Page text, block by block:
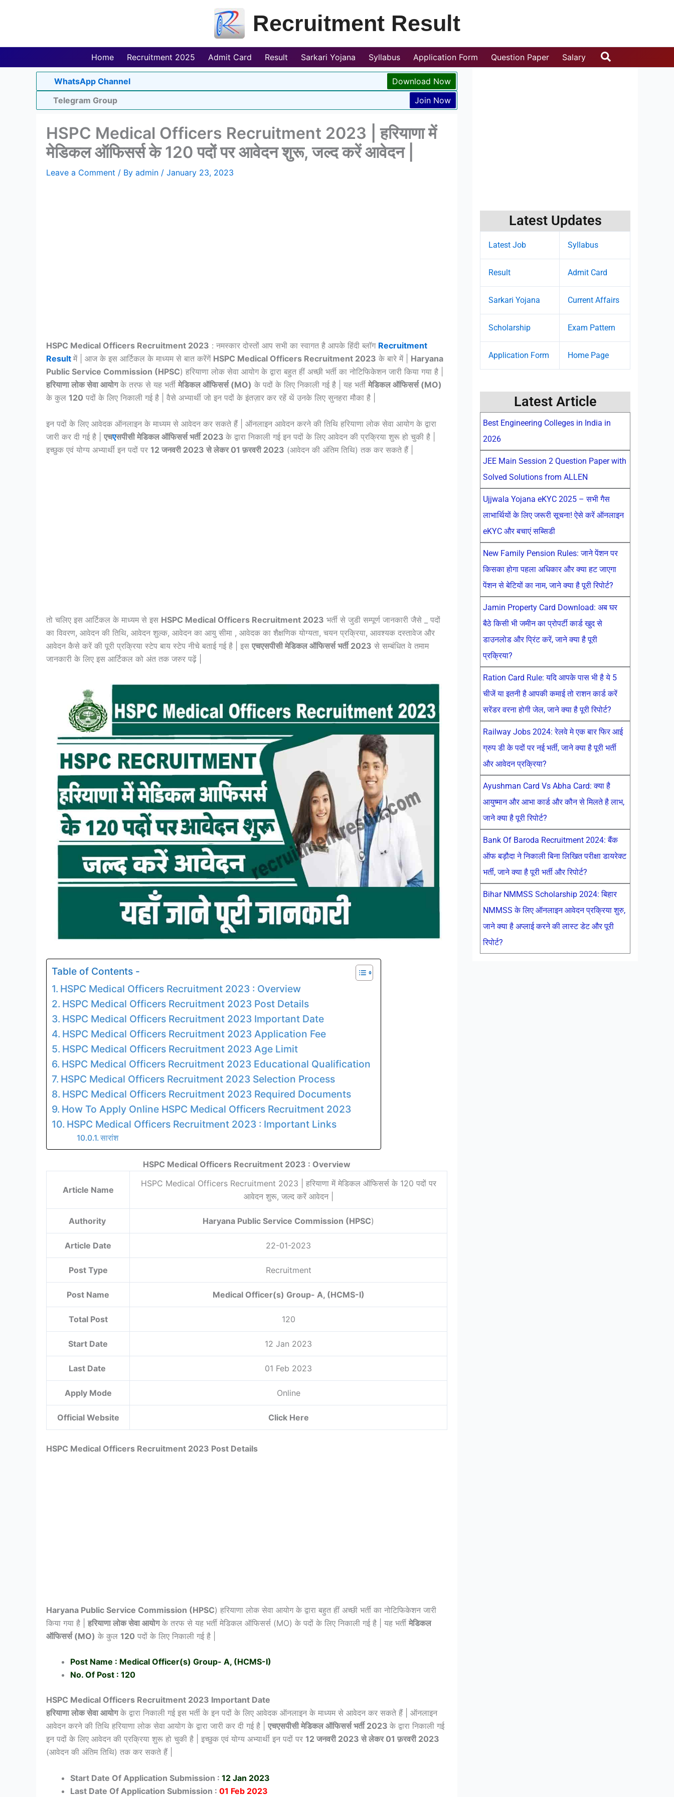
Recruitment Result
Home Recruitment 2025 Admit Card Result Sarkari Yojana Syllabus Application Form Question Paper Salary Search
WhatsApp Channel
Download Now
Telegram Group
Join Now
HSPC Medical Officers Recruitment 2023 | हरियाणा में
मेडिकल ऑफिसर्स के 120 पदों पर आवेदन शुरू, जल्द करें आवेदन |
Leave a Comment / By admin / January 23, 2023
HSPC Medical Officers Recruitment 2023 : नमस्कार दोस्तों आप सभी का स्वागत है आपके हिंदी ब्लॉग Recruitment
Result में | आज के इस आर्टिकल के माध्यम से बात करेंगें HSPC Medical Officers Recruitment 2023 के बारे में | Haryana
Public Service Commission (HPSC) हरियाणा लोक सेवा आयोग के द्वारा बहुत हीं अच्छी भर्ती का नोटिफिकेशन जारी किया गया है |
हरियाणा लोक सेवा आयोगके तरफ से यह भर्ती मेडिकल ऑफिसर्स (MO) के पदों के लिए निकाली गई है | यह भर्ती मेडिकल ऑफिसर्स (MO)
के कुल 120 पदों के लिए निकाली गई है | वैसे अभ्यार्थी जो इन पदों के इंतज़ार कर रहें थें उनके लिए सुनहरा मौका है |
इन पदों के लिए आवेदक ऑनलाइन के माध्यम से आवेदन कर सकते हैं | ऑनलाइन आवेदन करने की तिथि हरियाणा लोक सेवा आयोग के द्वारा
जारी कर दी गई है | एचएसपीसी मेडिकल ऑफिसर्स भर्ती 2023 के द्वारा निकाली गई इन पदों के लिए आवेदन की प्रक्रिया शुरू हो चुकी है |
इच्छुक एवं योग्य अभ्यार्थी इन पदों पर 12 जनवरी 2023 से लेकर 01 फ़रवरी 2023 (आवेदन की अंतिम तिथि) तक कर सकते हैं |
तो चलिए इस आर्टिकल के माध्यम से इस HSPC Medical Officers Recruitment 2023 भर्ती से जुडी सम्पूर्ण जानकारी जैसे _ पदों
का विवरण, आवेदन की तिथि, आवेदन शुल्क, आवेदन का आयु सीमा , आवेदक का शैक्षणिक योग्यता, चयन प्रक्रिया, आवश्यक दस्तावेज और
आवेदन कैसे करें की पूरी प्रक्रिया स्टेप बाय स्टेप नीचे बताई गई है | इस एचएसपीसी मेडिकल ऑफिसर्स भर्ती 2023 से सम्बंधित वे तमाम
जानकारी के लिए इस आर्टिकल को अंत तक जरुर पढ़ें |
Table of Contents -
HSPC Medical Officers Recruitment 2023 : Overview
HSPC Medical Officers Recruitment 2023 Post Details
HSPC Medical Officers Recruitment 2023 Important Date
HSPC Medical Officers Recruitment 2023 Application Fee
HSPC Medical Officers Recruitment 2023 Age Limit
HSPC Medical Officers Recruitment 2023 Educational Qualification
HSPC Medical Officers Recruitment 2023 Selection Process
HSPC Medical Officers Recruitment 2023 Required Documents
How To Apply Online HSPC Medical Officers Recruitment 2023
HSPC Medical Officers Recruitment 2023 : Important Links
सारांश
HSPC Medical Officers Recruitment 2023 : Overview
Article Name
HSPC Medical Officers Recruitment 2023 | हरियाणा में मेडिकल ऑफिसर्स के 120 पदों पर
आवेदन शुरू, जल्द करें आवेदन |
Authority Haryana Public Service Commission (HPSC)
Article Date 22-01-2023
Post Type Recruitment
Post Name Medical Officer(s) Group- A, (HCMS-I)
Total Post 120
Start Date 12 Jan 2023
Last Date 01 Feb 2023
Apply Mode Online
Official Website Click Here
HSPC Medical Officers Recruitment 2023 Post Details
Haryana Public Service Commission (HPSC) हरियाणा लोक सेवा आयोग के द्वारा बहुत हीं अच्छी भर्ती का नोटिफिकेशन जारी
किया गया है | हरियाणा लोक सेवा आयोगके तरफ से यह भर्ती मेडिकल ऑफिसर्स (MO) के पदों के लिए निकाली गई है | यह भर्ती मेडिकल
ऑफिसर्स (MO) के कुल 120 पदों के लिए निकाली गई है |
Post Name : Medical Officer(s) Group- A, (HCMS-I)
No. Of Post : 120
HSPC Medical Officers Recruitment 2023 Important Date
हरियाणा लोक सेवा आयोगके द्वारा निकाली गई इस भर्ती के इन पदों के लिए आवेदक ऑनलाइन के माध्यम से आवेदन कर सकते हैं | ऑनलाइन
आवेदन करने की तिथि हरियाणा लोक सेवा आयोग के द्वारा जारी कर दी गई है | एचएसपीसी मेडिकल ऑफिसर्स भर्ती 2023 के द्वारा निकाली गई
इन पदों के लिए आवेदन की प्रक्रिया शुरू हो चुकी है | इच्छुक एवं योग्य अभ्यार्थी इन पदों पर 12 जनवरी 2023 से लेकर 01 फ़रवरी 2023
(आवेदन की अंतिम तिथि) तक कर सकते हैं |
Start Date Of Application Submission : 12 Jan 2023
Last Date Of Application Submission : 01 Feb 2023
Latest Updates
Latest Job Syllabus
Result Admit Card
Sarkari Yojana Current Affairs
Scholarship Exam Pattern
Application Form Home Page
Latest Article
Best Engineering Colleges in India in
2026
JEE Main Session 2 Question Paper with
Solved Solutions from ALLEN
Ujjwala Yojana eKYC 2025 – सभी गैस
लाभार्थियों के लिए जरूरी सूचना! ऐसे करें ऑनलाइन
eKYC और बचाएं सब्सिडी
New Family Pension Rules: जाने पेंशन पर
किसका होगा पहला अधिकार और क्या हट जाएगा
पेंशन से बेटियों का नाम, जाने क्या है पूरी रिपोर्ट?
Jamin Property Card Download: अब घर
बैठे किसी भी जमीन का प्रोपर्टी कार्ड खुद से
डाउनलोड और प्रिंट करें, जाने क्या है पूरी
प्रक्रिया?
Ration Card Rule: यदि आपके पास भी है ये 5
चीजें या इतनी है आपकी कमाई तो राशन कार्ड करें
सरेंडर वरना होगी जेल, जाने क्या है पूरी रिपोर्ट?
Railway Jobs 2024: रेलवे मे एक बार फिर आई
ग्रुप डी के पदों पर नई भर्ती, जाने क्या है पूरी भर्ती
और आवेदन प्रक्रिया?
Ayushman Card Vs Abha Card: क्या है
आयुष्मान और आभा कार्ड और कौन से मिलते है लाभ,
जाने क्या है पूरी रिपोर्ट?
Bank Of Baroda Recruitment 2024: बैंक
ऑफ बड़ौदा ने निकाली बिना लिखित परीक्षा डायरेक्ट
भर्ती, जाने क्या है पूरी भर्ती और रिपोर्ट?
Bihar NMMSS Scholarship 2024: बिहार
NMMSS के लिए ऑनलाइन आवेदन प्रक्रिया शुरु,
जाने क्या है अप्लाई करने की लास्ट डेट और पूरी
रिपोर्ट?